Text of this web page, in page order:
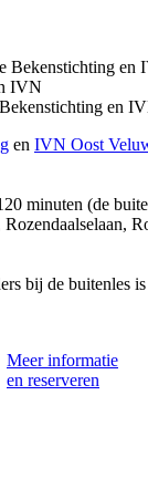
Bekenstichting
IVN
en
en IVN Oost
minuten (de
bij de buitenles
Meer informatie
en reserveren